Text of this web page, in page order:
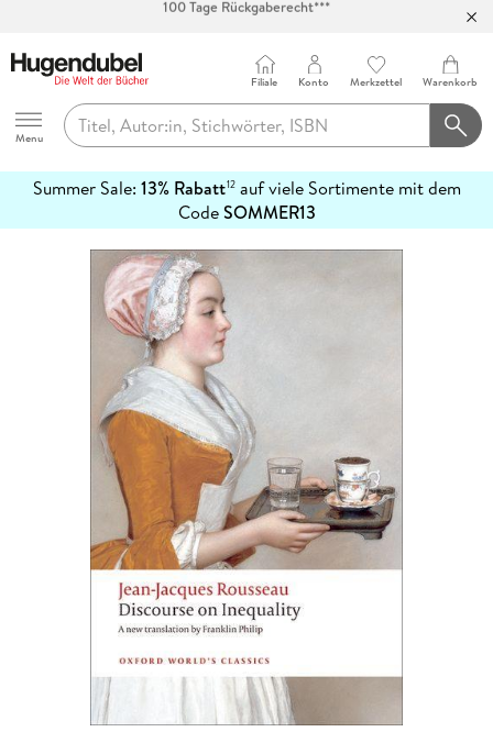
Abholung in über 100 Filialen
Hugendubel
Menu
Filiale Konto Merkzettel Warenkorb
Summer Sale: 13% Rabatt12auf viele Sortimente mit dem
CodeSOMMER13
erfahren